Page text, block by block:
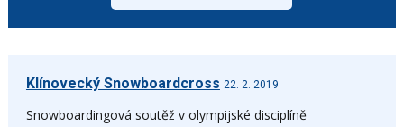
Klínovecký Snowboardcross 22. 2. 2019
Snowboardingová soutěž v olympijské disciplíně